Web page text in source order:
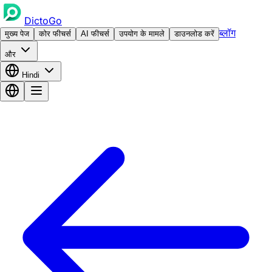
DictoGo
मुख्य पेज कोर फीचर्स AI फीचर्स उपयोग के मामले डाउनलोड करें ब्लॉग
और
Hindi